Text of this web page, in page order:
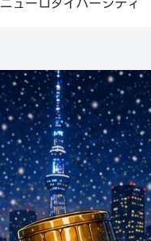
ニューロダイバーシティ